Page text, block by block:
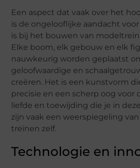
Een aspect dat vaak over het
is de ongelooflijke aandacht
is bij het bouwen van
Elke boom, elk gebouw en elk
nauwkeurig worden geplaatst
geloofwaardige en
creëren. Het is een kunstvorm
precisie en een scherp oog voor
liefde en toewijding die je in
zijn vaak een weerspiegeling
treinen zelf.
Technologie en